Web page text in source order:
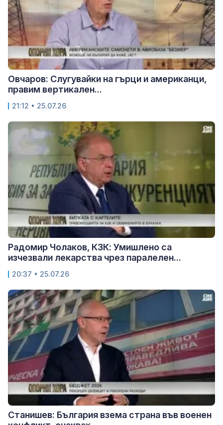
Овчаров: Слугувайки на гърци и американци,
правим вертикален...
21:12 • 25.07.26
Радомир Чолаков, КЗК: Умишлено са
изчезвали лекарства чрез паралелен...
20:37 • 25.07.26
Станишев: България взема страна във военен